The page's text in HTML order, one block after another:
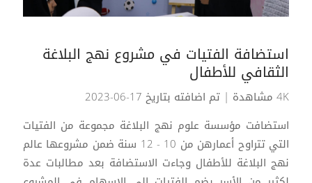
استضافة الفتيات في مشروع نهج البلاغة
الثقافي للأطفال
4K مشاهدة
| تم اضافته بتاريخ 17-06-2023
استضافت مؤسسة علوم نهج البلاغة مجموعة من الفتيات
التي تتراوح أعمارهن من 10 - 12 سنة ضمن مشروعها عالم
نهج البلاغة للأطفال وجاءت الاستضافة بعد مطالبات عدة